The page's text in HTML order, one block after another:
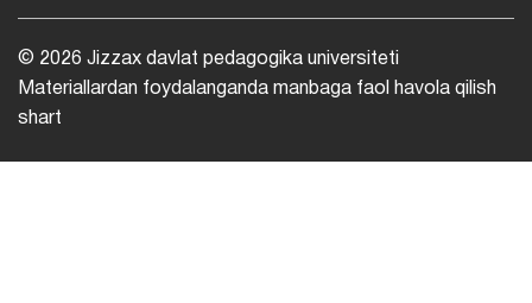
© 2026 Jizzax davlat pedagogika universiteti
Materiallardan foydalanganda manbaga faol havola qilish
shart